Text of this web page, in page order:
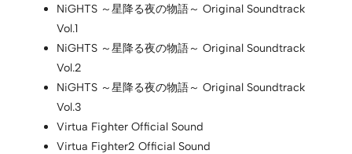
NiGHTS ～星降る夜の物語～ Original Soundtrack
Vol.1
NiGHTS ～星降る夜の物語～ Original Soundtrack
Vol.2
NiGHTS ～星降る夜の物語～ Original Soundtrack
Vol.3
Virtua Fighter Official Sound
Virtua Fighter2 Official Sound